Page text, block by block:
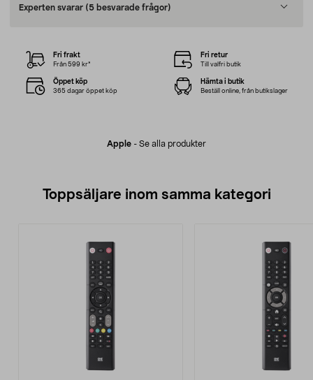
Experten svarar (5 besvarade frågor)
Apple - Se alla produkter
Fri frakt
Från 599 kr*
Fri retur
Till valfri butik
Öppet köp
365 dagar öppet köp
Hämta i butik
Beställ online, från butikslager
Toppsäljare inom samma kategori